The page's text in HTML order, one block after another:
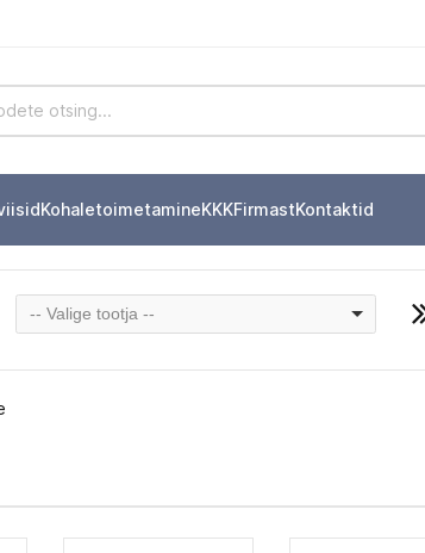
KohaletoimetamineKKKFirmastKontaktid
-- Valige tootja --